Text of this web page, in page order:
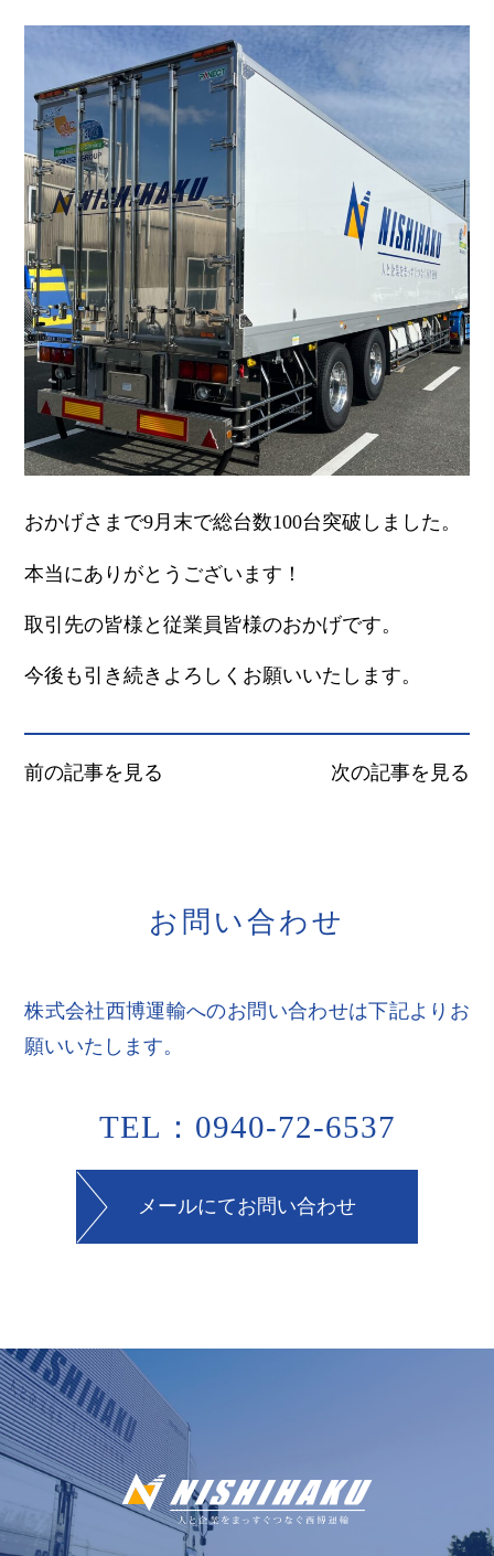
おかげさまで9月末で総台数100台突破しました。
本当にありがとうございます！
取引先の皆様と従業員皆様のおかげです。
今後も引き続きよろしくお願いいたします。
前の記事を見る 次の記事を見る
お 問 い合わせ
株式会社西博運輸へのお問い合わせは下記よりお
願いいたします。
TEL：0940-72-6537
メールにてお問い合わせ